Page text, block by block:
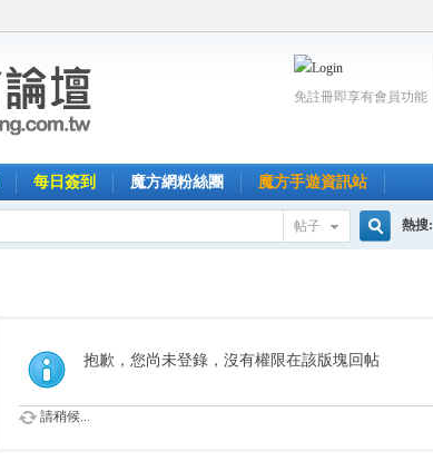
免註冊即享有會員功能
每日簽到 魔方網粉絲團 魔方手遊資訊站
帖子
索
熱搜:
抱歉，您尚未登錄，沒有權限在該版塊回帖
請稍候...